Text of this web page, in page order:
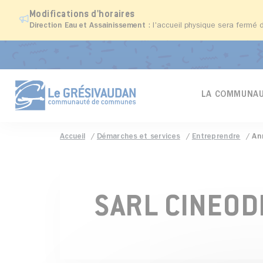
Modifications d'horaires
Direction Eau et Assainissement : l'accueil physique sera fermé
LA
Accueil Démarches et services Entreprendre
SARL